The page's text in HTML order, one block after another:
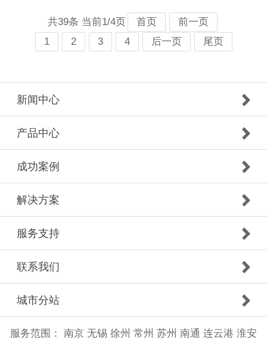
共39条 当前1/4页 首页
前一页
1
2 3 4 后一页 尾页
新闻中心
产品中心
成功案例
解决方案
服务支持
联系我们
城市分站
服务范围： 南京 无锡 徐州 常州 苏州 南通 连云港 淮安